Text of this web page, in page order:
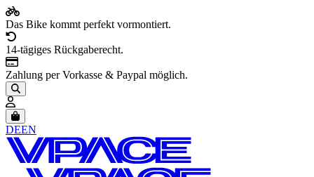
Das Bike kommt perfekt vormontiert.
14-tägiges Rückgaberecht.
Zahlung per Vorkasse & Paypal möglich.
Artikel im Warenkorb, Warenkorb anzeigen
DEEN